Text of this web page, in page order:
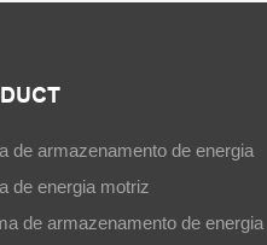
de armazenamento de energia
de energia motriz
de armazenamento de energia